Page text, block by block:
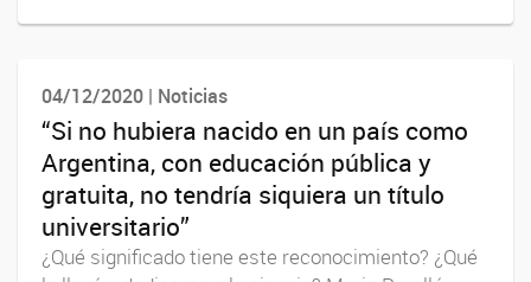
04/12/2020 | Noticias
“Si no hubiera nacido en un país como
Argentina, con educación pública y
gratuita, no tendría siquiera un título
universitario”
¿Qué significado tiene este reconocimiento? ¿Qué